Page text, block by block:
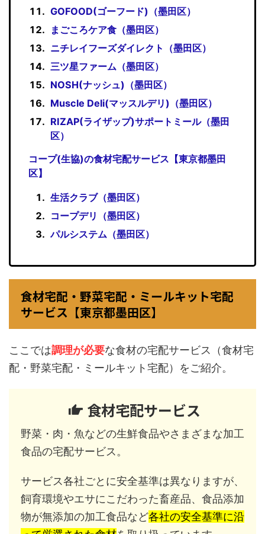
GOFOOD(ゴーフード)（墨田区）
まごころケア食（墨田区）
ニチレイフーズダイレクト（墨田区）
三ツ星ファーム（墨田区）
NOSH(ナッシュ)（墨田区）
Muscle Deli(マッスルデリ)（墨田区）
RIZAP(ライザップ)サポートミール（墨田
区）
コープ(生協)の食材宅配サービス【東京都墨田
区】
生活クラブ（墨田区）
コープデリ（墨田区）
パルシステム（墨田区）
食材宅配・野菜宅配・ミールキット宅配
サービス【東京都墨田区】
ここでは調理が必要な食材の宅配サービス（食材宅
配・野菜宅配・ミールキット宅配）をご紹介。
食材宅配サービス
野菜・肉・魚などの生鮮食品やさまざまな加工
食品の宅配サービス。
サービス各社ごとに安全基準は異なりますが、
飼育環境やエサにこだわった畜産品、食品添加
物が無添加の加工食品など各社の安全基準に沿